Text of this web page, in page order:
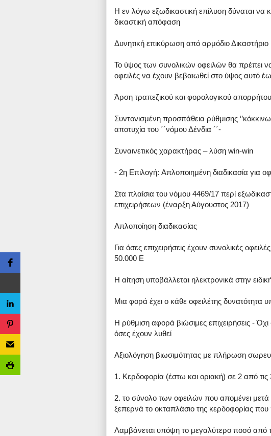
Η εν λόγω εξωδικαστική επίλυση δύναται να
δικαστική απόφαση
Δυνητική επικύρωση από αρμόδιο Δικαστήριο
Το ύψος των συνολικών οφειλών θα πρέπει
οφειλές να έχουν βεβαιωθεί στο ύψος αυτό
Άρση τραπεζικού και φορολογικού απορρήτου
Συντονισμένη προσπάθεια ρύθμισης
αποτυχία του ´´νόμου Δένδια ´´-
Συναινετικός χαρακτήρας – λύση win-win
- 2η Επιλογή: Aπλοποιημένη διαδικασία για
Στα πλαίσια του νόμου 4469/17 περί
επιχειρήσεων (έναρξη Αύγουστος 2017)
Απλοποίηση διαδικασίας
Για όσες επιχειρήσεις έχουν συνολικές
50.000 Ε
Η αίτηση υποβάλλεται ηλεκτρονικά στην
Μια φορά έχει ο κάθε οφειλέτης δυνατότητα
Η ρύθμιση αφορά βιώσιμες επιχειρήσεις -
όσες έχουν λυθεί
Αξιολόγηση βιωσιμότητας με πλήρωση
1. Κερδοφορία (έστω και οριακή) σε 2 από τις
2. το σύνολο των οφειλών που απομένει
ξεπερνά το οκταπλάσιο της κερδοφορίας που
Λαμβάνεται υπόψη το μεγαλύτερο ποσό από